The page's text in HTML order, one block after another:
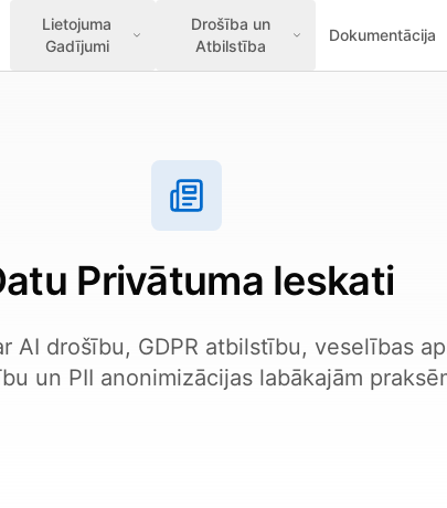
Lietojuma
Gadījumi
Drošība un
Atbilstība
Dokumentācija
Privātuma Ieskati
AI drošību, GDPR atbilstību, veselības
un PII anonimizācijas labākajām